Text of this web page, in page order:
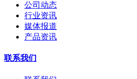
公司动态
行业资讯
媒体报道
产品资讯
联系我们